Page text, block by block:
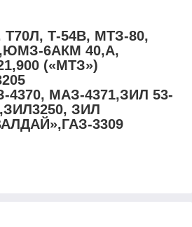
Т70Л, Т-54В, МТЗ-80,
6АКМ 40,А,
(«МТЗ»)
4370, МАЗ-4371,ЗИЛ 53-
ЗИЛ
3309